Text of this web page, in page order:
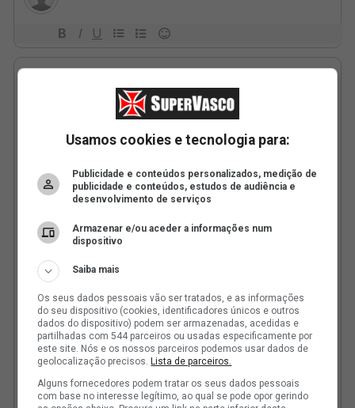
Usamos cookies e tecnologia para:
Publicidade e conteúdos personalizados, medição de
publicidade e conteúdos, estudos de audiência e
desenvolvimento de serviços
Armazenar e/ou aceder a informações num
dispositivo
Saiba mais
Os seus dados pessoais vão ser tratados, e as informações
do seu dispositivo (cookies, identificadores únicos e outros
dados do dispositivo) podem ser armazenadas, acedidas e
partilhadas com 544 parceiros ou usadas especificamente por
este site. Nós e os nossos parceiros podemos usar dados de
geolocalização precisos.Lista de parceiros.
Alguns fornecedores podem tratar os seus dados pessoais
com base no interesse legítimo, ao qual se pode opor gerindo